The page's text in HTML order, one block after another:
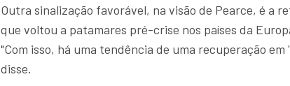
Outra sinalização favorável, na visão de Pearce, é a
que voltou a patamares pré-crise nos países da
"Com isso, há uma tendência de uma recuperação
disse.